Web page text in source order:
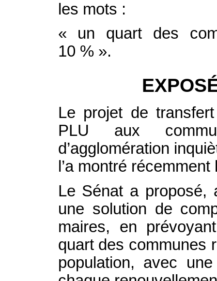
les mots :
« un quart des
10 % ».
Le projet de
PLU aux
d’agglomération
l’a montré
Le Sénat a proposé,
une solution de
maires, en
quart des communes
population, avec